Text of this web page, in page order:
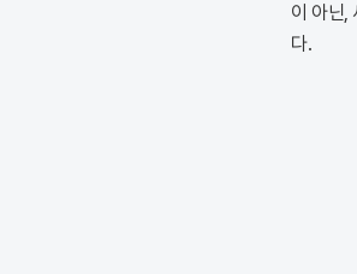
이 아닌,
다.